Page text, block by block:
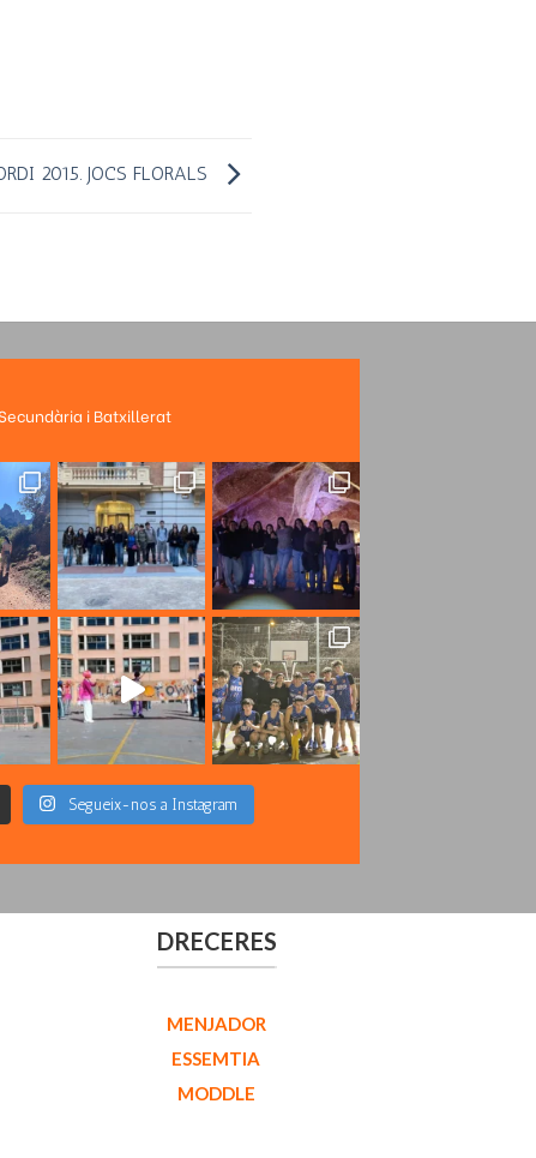
2015. JOCS FLORALS
i Batxillerat
Segueix-nos a Instagram
DRECERES
MENJADOR
ESSEMTIA
MODDLE